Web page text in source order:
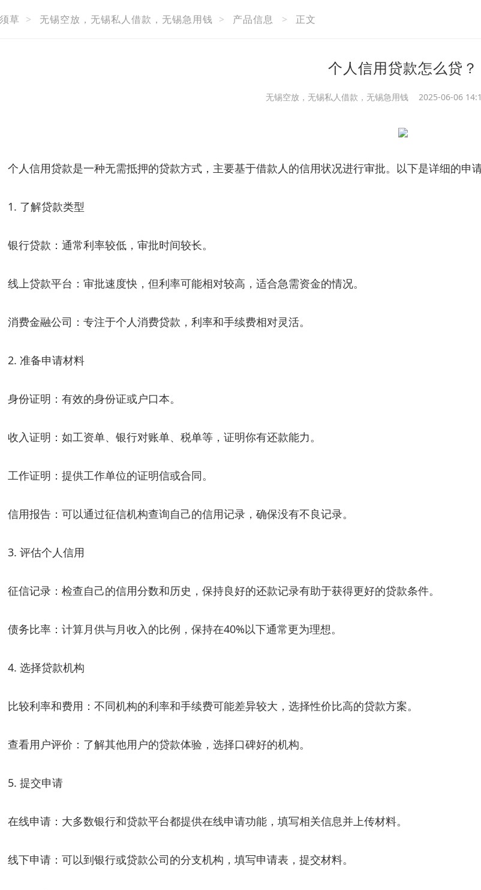
草 > 无锡空放，无锡私人借款，无锡急用钱 > 产品信息 > 正文
个人信用贷款怎么贷？
无锡空放，无锡私人借款，无锡急用钱 2025-06-06
个人信用贷款是一种无需抵押的贷款方式，主要基于借款人的信用状况进行审批。以下是详细的申
1. 了解贷款类型
银行贷款：通常利率较低，审批时间较长。
线上贷款平台：审批速度快，但利率可能相对较高，适合急需资金的情况。
消费金融公司：专注于个人消费贷款，利率和手续费相对灵活。
2. 准备申请材料
身份证明：有效的身份证或户口本。
收入证明：如工资单、银行对账单、税单等，证明你有还款能力。
工作证明：提供工作单位的证明信或合同。
信用报告：可以通过征信机构查询自己的信用记录，确保没有不良记录。
3. 评估个人信用
征信记录：检查自己的信用分数和历史，保持良好的还款记录有助于获得更好的贷款条件。
债务比率：计算月供与月收入的比例，保持在40%以下通常更为理想。
4. 选择贷款机构
比较利率和费用：不同机构的利率和手续费可能差异较大，选择性价比高的贷款方案。
查看用户评价：了解其他用户的贷款体验，选择口碑好的机构。
5. 提交申请
在线申请：大多数银行和贷款平台都提供在线申请功能，填写相关信息并上传材料。
线下申请：可以到银行或贷款公司的分支机构，填写申请表，提交材料。